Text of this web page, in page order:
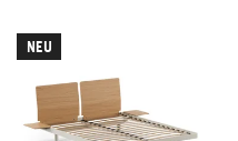
NEU